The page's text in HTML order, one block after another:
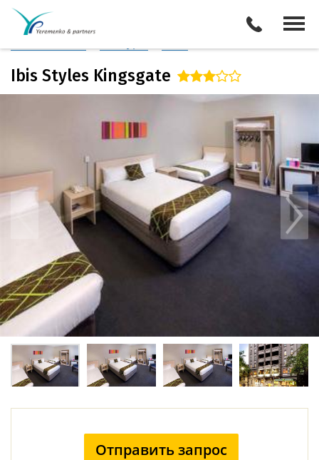
Австралия
Описание отеля
Ibis Styles Kingsgate
Отправить запрос